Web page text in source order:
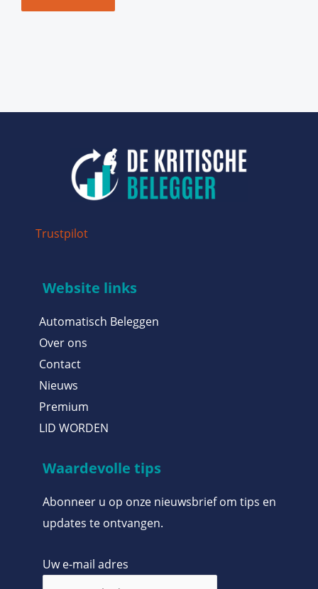
Trustpilot
Website links
Automatisch Beleggen
Over ons
Contact
Nieuws
Premium
LID WORDEN
Waardevolle tips
Abonneer u op onze nieuwsbrief om tips en
updates te ontvangen.
Uw e-mail adres